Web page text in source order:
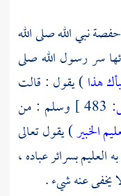
حفصةنبي الله صلى الله
سر رسول الله صلى
هذا) يقول : قالت
وسلم : من
الخبير) يقول تعالى
العليم بسرائر عباده ،
يخفى عنه شيء .